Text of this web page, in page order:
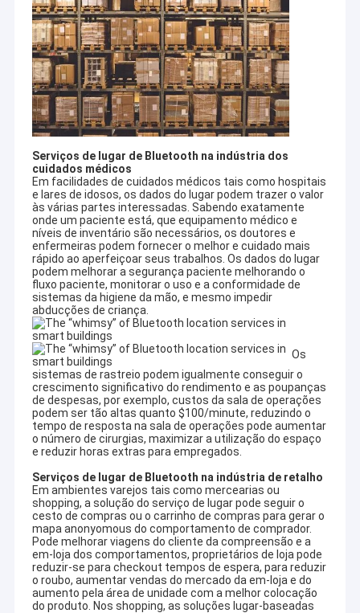
Casa
Produtos
Sobre nós
Excursão da fábrica
Controle da qualidade
Contacte-nos
Peça umas citações
Dispositivos de Bluetooth IOT
Fones de ouvido de Bluetooth
fone de ouvido do bluetooth
Orador de Bluetooth
Luz de Bluetooth
Adaptador de Bluetooth
Jogo do carro de Bluetooth
Serviços de lugar de Bluetooth na indústria dos
cuidados médicos
Em facilidades de cuidados médicos tais como hospitais
e lares de idosos, os dados do lugar podem trazer o valor
às várias partes interessadas. Sabendo exatamente
onde um paciente está, que equipamento médico e
níveis de inventário são necessários, os doutores e
enfermeiras podem fornecer o melhor e cuidado mais
rápido ao aperfeiçoar seus trabalhos. Os dados do lugar
podem melhorar a segurança paciente melhorando o
fluxo paciente, monitorar o uso e a conformidade de
sistemas da higiene da mão, e mesmo impedir
abducções de criança.
Os
sistemas de rastreio podem igualmente conseguir o
crescimento significativo do rendimento e as poupanças
de despesas, por exemplo, custos da sala de operações
podem ser tão altas quanto $100/minute, reduzindo o
tempo de resposta na sala de operações pode aumentar
o número de cirurgias, maximizar a utilização do espaço
e reduzir horas extras para empregados.
Serviços de lugar de Bluetooth na indústria de retalho
Em ambientes varejos tais como mercearias ou
shopping, a solução do serviço de lugar pode seguir o
cesto de compras ou o carrinho de compras para gerar o
mapa anonyomous do comportamento de comprador.
Pode melhorar viagens do cliente da compreensão e a
em-loja dos comportamentos, proprietários de loja pode
reduzir-se para checkout tempos de espera, para reduzir
o roubo, aumentar vendas do mercado da em-loja e do
aumento pela área de unidade com a melhor colocação
do produto. Nos shopping, as soluções lugar-baseadas
Eletrônico PEQUENINO de Shenzhen, um ramo da
tecnologia de Shenzhen XH, estabelecido em 2012,
especializa-se em dispositivos de Bluetooth com
investigação e desenvolvimento, projeto, produção,
vendas e serviço do produto. Nós temos uma experiência
de mais de 8 anos no OEM & no ODM do produto de
Nossa missão é ser serviço de primeira classe de
dispositivos de Bluetooth em China, e cria a melhor vida
para consumidores. E nossa estratégia está integrando
Bluetooth IC e os recursos de desenvolvimento da
solução, foco na fabricação de produtos de hardware de
Bluetooth, fazem um bom trabalho em serviços da
tecnologia e de software de Bluetooth, e para desenvolver
continuamente produtos inovativos de Bluetooth no
campos de digital móvel, de peças de automóvel, de
casas espertas, e de Internet das coisas, para encontrar a
procura crescente dos consumidores para elevações de
produto.
Nosso produto inclui
1. Dispositivos audio de Bluetooth, tais como o fone de
ouvido, fones de ouvido, orador com luz.
2. O dispositivo de Bluetooth IOT é relógio esperto para
ajudar-nos a viver com a melhor saúde.
3. Transmissão de dados de Bluetooth tal como o jogo do
adaptador de Bluetooth USB, do carro de Bluetooth, e o
Escritório
Fábrica